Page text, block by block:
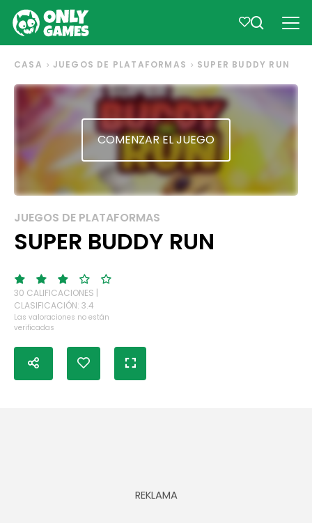
CASA JUEGOS DE PLATAFORMAS SUPER BUDDY RUN
COMENZAR EL JUEGO
JUEGOS DE PLATAFORMAS
SUPER BUDDY RUN
30 CALIFICACIONES |
CLASIFICACIÓN: 3.4
Las valoraciones no están
verificadas